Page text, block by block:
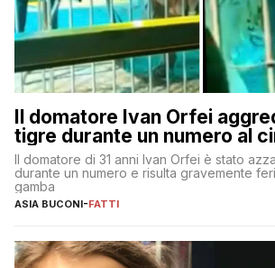
Il domatore Ivan Orfei
tigre durante un numero al
Il domatore di 31 anni Ivan Orfei è stato
durante un numero e risulta gravemente
gamba
ASIA BUCONI-FATTI